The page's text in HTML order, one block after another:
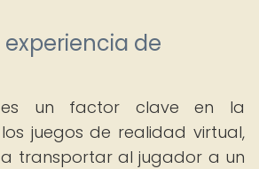
de
es un factor clave en la
juegos de realidad virtual,
transportar al jugador a un